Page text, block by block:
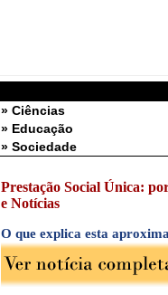
» Ciências
» Educação
» Sociedade
Prestação Social Única:
e Notícias
O que explica esta